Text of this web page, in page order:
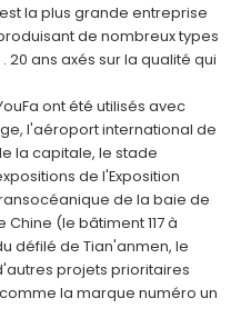
la plus grande entreprise
de nombreux types
. 20 ans axés sur la qualité qui
ont été utilisés avec
l'aéroport international de
la capitale, le stade
de l'Exposition
de la baie de
(le bâtiment 117 à
défilé de Tian'anmen, le
projets prioritaires
la marque numéro un